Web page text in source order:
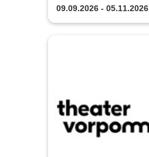
09.09.2026 - 05.11.2026